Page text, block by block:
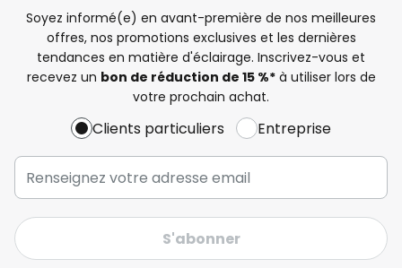
Soyez informé(e) en avant-première de nos meilleures
offres, nos promotions exclusives et les dernières
tendances en matière d'éclairage. Inscrivez-vous et
recevez un bon de réduction de 15 %*à utiliser lors de
votre prochain achat.
Clients particuliers Entreprise
S'abonner